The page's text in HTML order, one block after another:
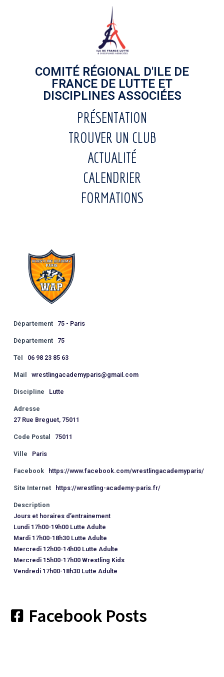
COMITÉ RÉGIONAL D'ILE DE
FRANCE DE LUTTE ET
DISCIPLINES ASSOCIÉES
PRÉSENTATION
TROUVER UN CLUB
ACTUALITÉ
CALENDRIER
FORMATIONS
Département 75 - Paris
Département 75
Tél 06 98 23 85 63
Mail wrestlingacademyparis@gmail.com
Discipline Lutte
Adresse
27 Rue Breguet, 75011
Code Postal 75011
Ville Paris
Facebook https://www.facebook.com/wrestlingacademyparis/
Site Internet https://wrestling-academy-paris.fr/
Description
Jours et horaires d’entrainement
Lundi 17h00-19h00 Lutte Adulte
Mardi 17h00-18h30 Lutte Adulte
Mercredi 12h00-14h00 Lutte Adulte
Mercredi 15h00-17h00 Wrestling Kids
Vendredi 17h00-18h30 Lutte Adulte
Facebook Posts